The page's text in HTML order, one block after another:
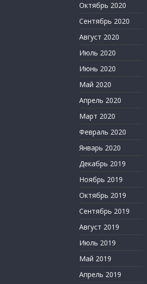
Октябрь 2020
Сентябрь 2020
Август 2020
Июль 2020
Июнь 2020
Май 2020
Апрель 2020
Март 2020
Февраль 2020
Январь 2020
Декабрь 2019
Ноябрь 2019
Октябрь 2019
Сентябрь 2019
Август 2019
Июль 2019
Май 2019
Апрель 2019